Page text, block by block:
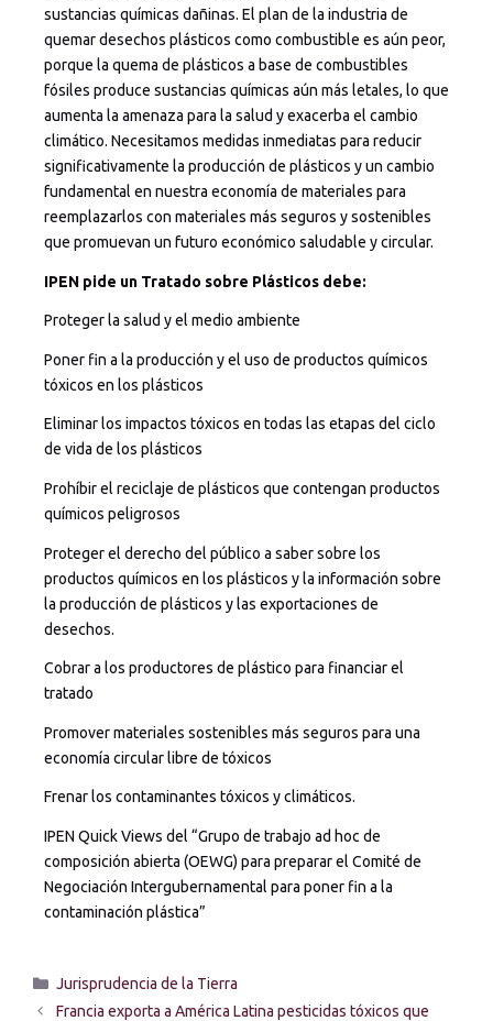
sustancias químicas dañinas. El plan de la industria de
quemar desechos plásticos como combustible es aún peor,
porque la quema de plásticos a base de combustibles
fósiles produce sustancias químicas aún más letales, lo que
aumenta la amenaza para la salud y exacerba el cambio
climático. Necesitamos medidas inmediatas para reducir
significativamente la producción de plásticos y un cambio
fundamental en nuestra economía de materiales para
reemplazarlos con materiales más seguros y sostenibles
que promuevan un futuro económico saludable y circular.
IPEN pide un Tratado sobre Plásticos debe:
Proteger la salud y el medio ambiente
Poner fin a la producción y el uso de productos químicos
tóxicos en los plásticos
Eliminar los impactos tóxicos en todas las etapas del ciclo
de vida de los plásticos
Prohíbir el reciclaje de plásticos que contengan productos
químicos peligrosos
Proteger el derecho del público a saber sobre los
productos químicos en los plásticos y la información sobre
la producción de plásticos y las exportaciones de
desechos.
Cobrar a los productores de plástico para financiar el
tratado
Promover materiales sostenibles más seguros para una
economía circular libre de tóxicos
Frenar los contaminantes tóxicos y climáticos.
IPEN Quick Views del “Grupo de trabajo ad hoc de
composición abierta (OEWG) para preparar el Comité de
Negociación Intergubernamental para poner fin a la
contaminación plástica”
Jurisprudencia de la Tierra
Francia exporta a América Latina pesticidas tóxicos que